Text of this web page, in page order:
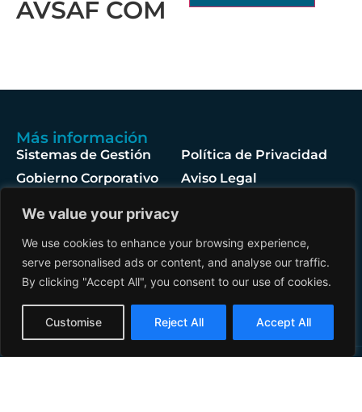
We value your privacy
We use cookies to enhance your browsing experience,
serve personalised ads or content, and analyse our traffic.
By clicking "Accept All", you consent to our use of cookies.
Customise Reject All Accept All
AVSAF COM
Más información
Sistemas de Gestión
Gobierno Corporativo
Corporativa
Política de Privacidad
Aviso Legal
de la contratación
Síguenos
Solicita tu presupuesto English